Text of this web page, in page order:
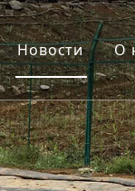
Новости О